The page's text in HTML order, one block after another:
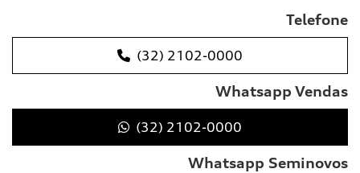
Telefone
(32) 2102-0000
Whatsapp Vendas
(32) 2102-0000
Whatsapp Seminovos